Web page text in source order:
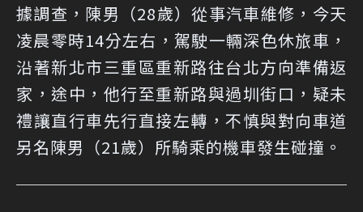
據調查，陳男（28歲）從事汽車維修，今天
凌晨零時14分左右，駕駛一輛深色休旅車，
沿著新北市三重區重新路往台北方向準備返
家，途中，他行至重新路與過圳街口，疑未
禮讓直行車先行直接左轉，不慎與對向車道
另名陳男（21歲）所騎乘的機車發生碰撞。